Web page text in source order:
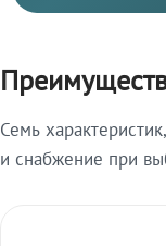
Семь
и снабжение при